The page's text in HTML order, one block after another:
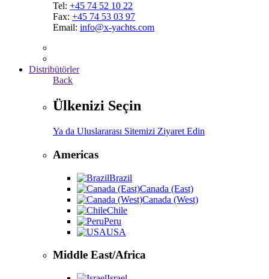
Tel: +45 74 52 10 22
Fax: +45 74 53 03 97
Email: info@x-yachts.com
Distribütörler
Back
Ülkenizi Seçin
Ya da Uluslararası Sitemizi Ziyaret Edin
Americas
Brazil
Canada (East)
Canada (West)
Chile
Peru
USA
Middle East/Africa